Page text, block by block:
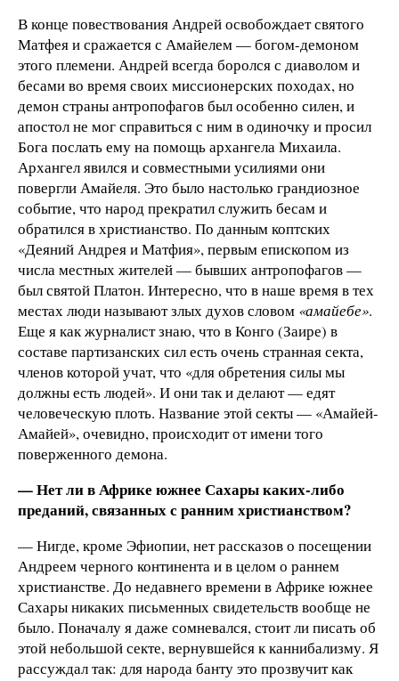
В конце повествования Андрей освобождает святого
Матфея и сражается с Амайелем — богом-демоном
этого племени. Андрей всегда боролся с диаволом и
бесами во время своих миссионерских походах, но
демон страны антропофагов был особенно силен, и
апостол не мог справиться с ним в одиночку и просил
Бога послать ему на помощь архангела Михаила.
Архангел явился и совместными усилиями они
повергли Амайеля. Это было настолько грандиозное
событие, что народ прекратил служить бесам и
обратился в христианство. По данным коптских
«Деяний Андрея и Матфия», первым епископом из
числа местных жителей — бывших антропофагов —
был святой Платон. Интересно, что в наше время в тех
местах люди называют злых духов словом «амайебе».
Еще я как журналист знаю, что в Конго (Заире) в
составе партизанских сил есть очень странная секта,
членов которой учат, что «для обретения силы мы
должны есть людей». И они так и делают — едят
человеческую плоть. Название этой секты — «Амайей-
Амайей», очевидно, происходит от имени того
поверженного демона.
— Нет ли в Африке южнее Сахары каких-либо
преданий, связанных с ранним христианством?
— Нигде, кроме Эфиопии, нет рассказов о посещении
Андреем черного континента и в целом о раннем
христианстве. До недавнего времени в Африке южнее
Сахары никаких письменных свидетельств вообще не
было. Поначалу я даже сомневался, стоит ли писать об
этой небольшой секте, вернувшейся к каннибализму. Я
рассуждал так: для народа банту это прозвучит как